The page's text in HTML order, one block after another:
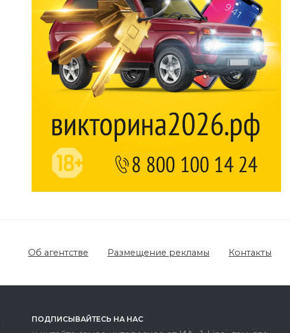
Об агентстве Размещение рекламы Контакты
ПОДПИСЫВАЙТЕСЬ НА НАС